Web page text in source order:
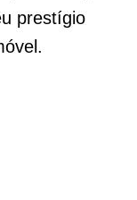
prestígio